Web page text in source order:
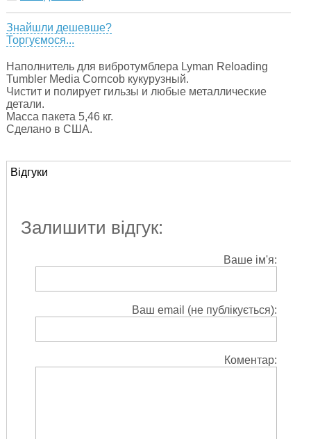
Знайшли дешевше?
Торгуємося...
Наполнитель для вибротумблера Lyman Reloading
Tumbler Media Corncob кукурузный.
Чистит и полирует гильзы и любые металлические
детали.
Масса пакета 5,46 кг.
Сделано в США.
Відгуки
Залишити відгук:
Ваше ім'я:
Ваш email (не публікується):
Коментар: